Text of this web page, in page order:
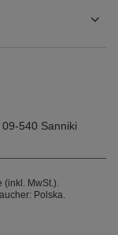
09-540 Sanniki
(inkl. MwSt.).
Polska.